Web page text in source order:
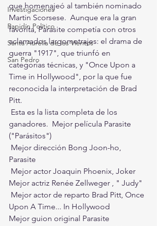
Investigaciones
Rapidín Político
Santa Aurelia de los Vientos
San Pedro
que homenajeó al también nominado
Martin Scorsese.  Aunque era la gran
favorita, Parasite competía con otros
aclamados largometrajes: el drama de
guerra "1917", que triunfó en
categorías técnicas, y "Once Upon a
Time in Hollywood", por la que fue
reconocida la interpretación de Brad
Pitt.
ganadores.  Mejor película Parasite
("Parásitos")
Parasite
Mejor actriz Renée Zellweger , " Judy"
Upon A Time... In Hollywood
Mejor guion original Parasite